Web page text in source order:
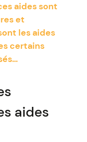
aides sont
et
les aides
certains
aides